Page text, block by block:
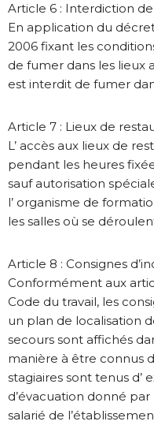
Article 6 : Interdiction
En application du
2006 fixant les
de fumer dans les lieux
est interdit de fumer
Article 7 : Lieux de
L’ accès aux lieux de
pendant les heures
sauf autorisation
l’ organisme de
les salles où se
Article 8 : Consignes
Conformément aux
Code du travail, les
un plan de localisation
secours sont affichés
manière à être connus
stagiaires sont tenus d’
d’évacuation donné
salarié de